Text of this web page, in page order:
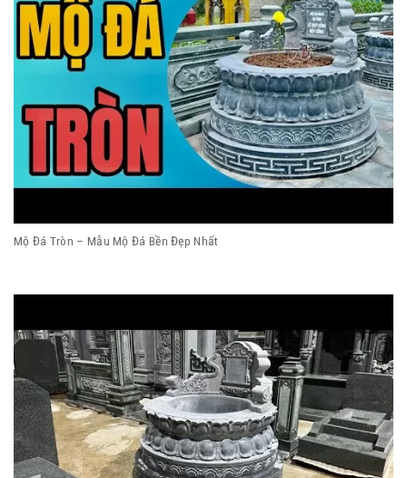
Mộ Đá Tròn – Mẫu Mộ Đá Bền Đẹp Nhất